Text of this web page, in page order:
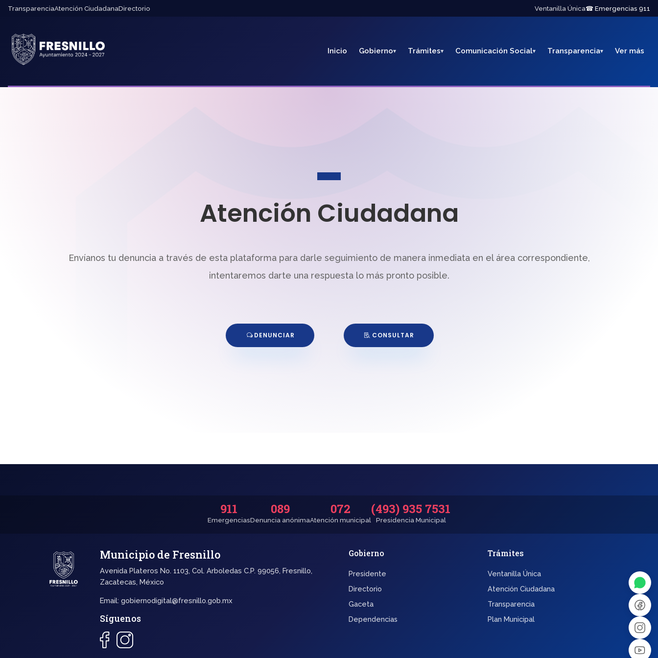
TransparenciaAtención CiudadanaDirectorio Ventanilla Única☎ Emergencias 911
Inicio Gobierno Trámites Comunicación Social Transparencia Ver más
Atención Ciudadana
Envíanos tu denuncia a través de esta plataforma para darle seguimiento de manera inmediata en el área correspondiente,
intentaremos darte una respuesta lo más pronto posible.
DENUNCIAR CONSULTAR
911
Emergencias
089
Denuncia anónima
072
Atención municipal
(493) 935 7531
Presidencia Municipal
Municipio de Fresnillo
Avenida Plateros No. 1103, Col. Arboledas C.P. 99056, Fresnillo,
Zacatecas, México
Email:gobiernodigital@fresnillo.gob.mx
Síguenos
Gobierno
Presidente
Directorio
Gaceta
Dependencias
Trámites
Ventanilla Única
Atención Ciudadana
Transparencia
Plan Municipal
↔
Dx